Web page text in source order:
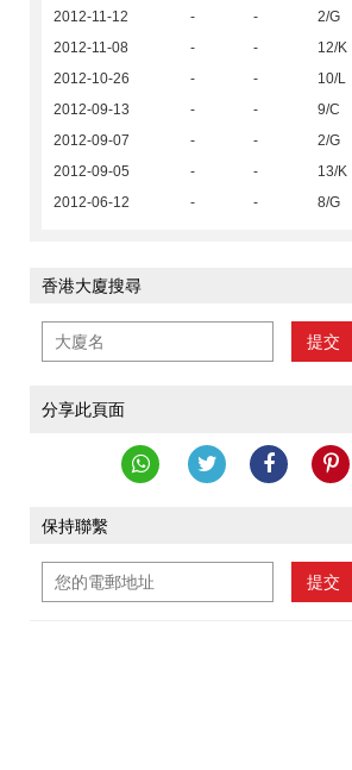
2012-11-12
- - 2/G
2012-11-08
- - 12/K
2012-10-26
- - 10/L
2012-09-13
- - 9/C
2012-09-07
- - 2/G
2012-09-05
- - 13/K
2012-06-12
- - 8/G
香港大廈搜尋
提交
分享此頁面
保持聯繫
提交